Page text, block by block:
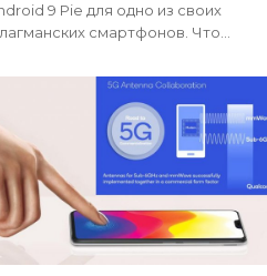
9 Pie для одно из своих
смартфонов. Что
G7 ThinQ и это пока бета-версия
К сожалению, участвовать в